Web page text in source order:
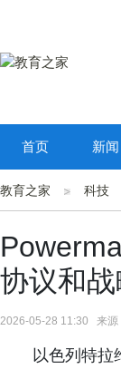
首页 新闻
教育之家 科技
协议和
2026-05-28 11:30 来源
以色列特拉